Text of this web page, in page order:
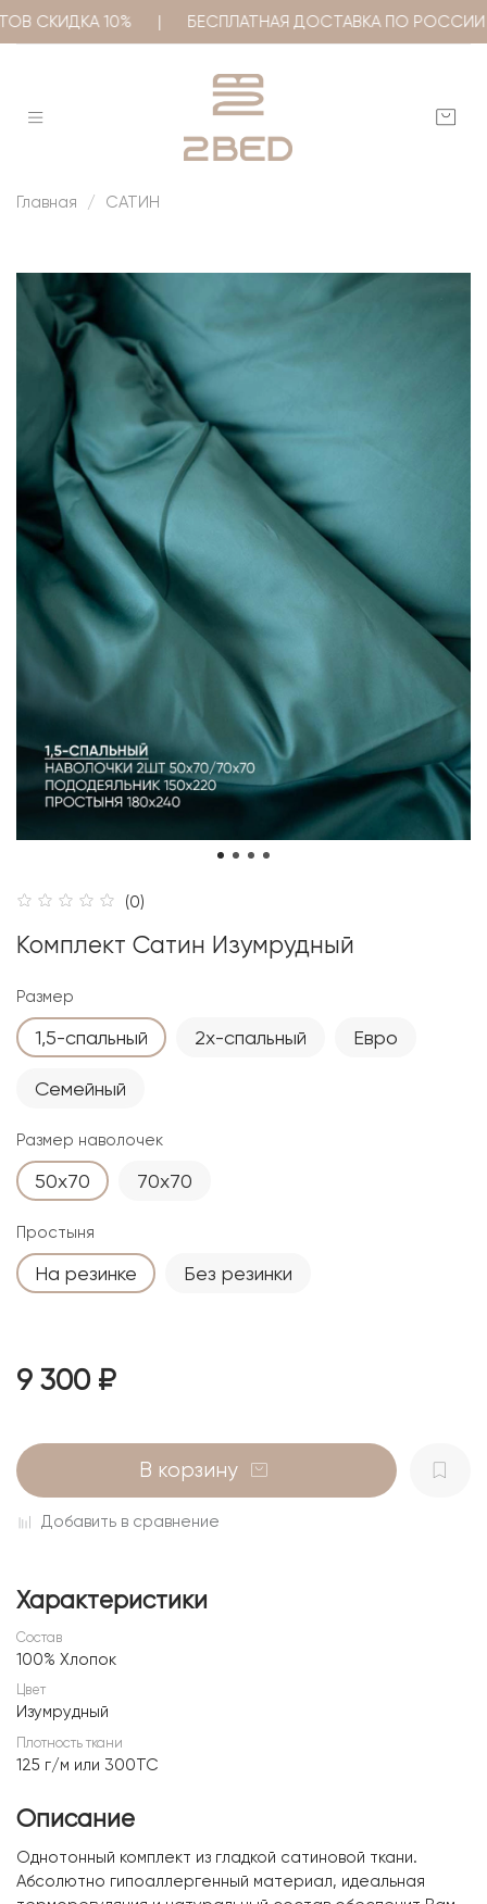
СКИДКА 10% | БЕСПЛАТНАЯ ДОСТАВКА ПО РОССИИ
Главная САТИН
(0)
Комплект Сатин Изумрудный
Размер
1,5-спальный 2х-спальный Евро
Семейный
Размер наволочек
50х70 70х70
Простыня
На резинке Без резинки
9 300 ₽
В корзину
Добавить в сравнение
Характеристики
Состав
100% Хлопок
Цвет
Изумрудный
Плотность ткани
125 г/м или 300ТС
Описание
Однотонный комплект из гладкой сатиновой ткани.
Абсолютно гипоаллергенный материал, идеальная